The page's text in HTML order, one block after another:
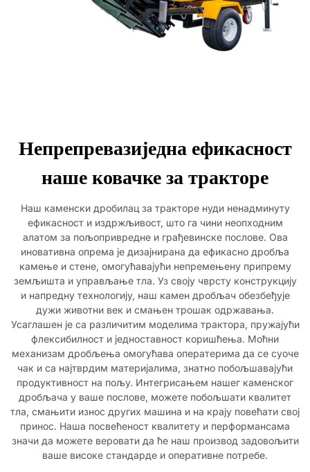
Непрепревазиједна ефикасност
наше ковачке за тракторе
Наш каменски дробилац за тракторе нуди ненадминуту
ефикасност и издржљивост, што га чини неопходним
алатом за пољопривредне и грађевинске послове. Ова
иновативна опрема је дизајнирана да ефикасно дробља
камење и стене, омогућавајући непремењену припрему
земљишта и управљање тла. Уз своју чврсту конструкцију
и напредну технологију, наш камен дробљач обезбеђује
дужи животни век и смањен трошак одржавања.
Усаглашен је са различитим моделима трактора, пружајући
флексибилност и једноставност коришћења. Моћни
механизам дробљења омогућава оператерима да се суоче
чак и са најтврдим материјалима, знатно побољшавајући
продуктивност на пољу. Интегрисањем нашег каменског
дробљача у ваше послове, можете побољшати квалитет
тла, смањити износ других машина и на крају повећати свој
принос. Наша посвећеност квалитету и перформансама
значи да можете веровати да ће наш производ задовољити
ваше високе стандарде и оперативне потребе.